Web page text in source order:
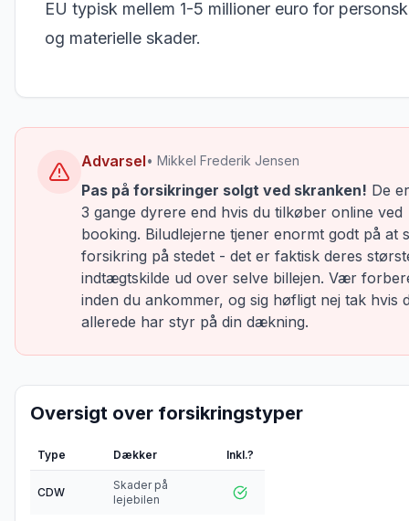
EU typisk mellem 1-5 millioner euro for
og materielle skader.
Advarsel• Mikkel Frederik Jensen
Pas på forsikringer solgt ved skranken! De
3 gange dyrere end hvis du tilkøber online ved
booking. Biludlejerne tjener enormt godt på at
forsikring på stedet - det er faktisk deres
indtægtskilde ud over selve billejen. Vær
inden du ankommer, og sig høfligt nej tak hvis
allerede har styr på din dækning.
Oversigt over forsikringstyper
Type Dækker Inkl.?
CDW
Skader på
lejebilen